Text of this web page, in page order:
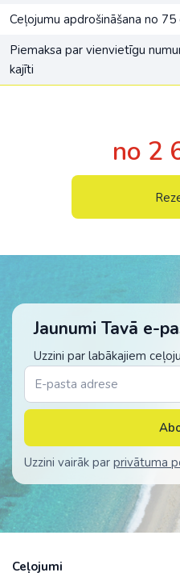
Ceļojumu apdrošināšana no 75
Piemaksa par vienvietīgu
kajīti
no 2
Jaunumi Tavā e-
Uzzini par labākajiem
Uzzini vairāk par privātuma
Ceļojumi